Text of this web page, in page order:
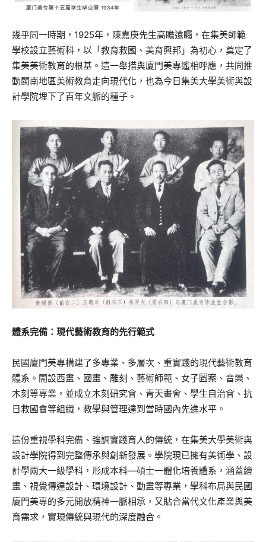
幾乎同一時期，1925年，陳嘉庚先生高瞻遠矚，在集美師範
學校設立藝術科，以「教育救國、美育興邦」為初心，奠定了
集美美術教育的根基。這一舉措與廈門美專遙相呼應，共同推
動閩南地區美術教育走向現代化，也為今日集美大學美術與設
計學院埋下了百年文脈的種子。
體系完備：現代藝術教育的先行範式
民國廈門美專構建了多專業、多層次、重實踐的現代藝術教育
體系。開設西畫、國畫、雕刻、藝術師範、女子圖案、音樂、
木刻等專業，並成立木刻研究會、青天畫會、學生自治會、抗
日救國會等組織，教學與管理達到當時國內先進水平。
這份重視學科完備、強調實踐育人的傳統，在集美大學美術與
設計學院得到完整傳承與創新發展。學院現已擁有美術學、設
計學兩大一級學科，形成本科—碩士一體化培養體系，涵蓋繪
畫、視覺傳達設計、環境設計、動畫等專業，學科布局與民國
廈門美專的多元開放精神一脈相承，又貼合當代文化產業與美
育需求，實現傳統與現代的深度融合。